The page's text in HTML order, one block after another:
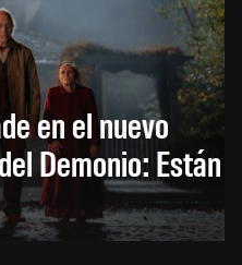
en el nuevo
Demonio: Están